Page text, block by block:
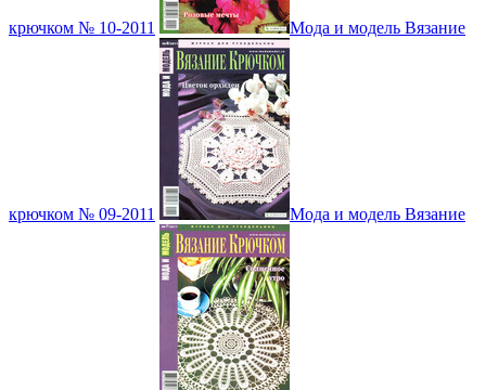
крючком № 10-2011 Мода и модель Вязание
крючком № 09-2011 Мода и модель Вязание